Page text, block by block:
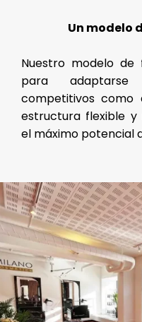
Un modelo
Nuestro modelo de
para
competitivos como
estructura flexible
el máximo potencial